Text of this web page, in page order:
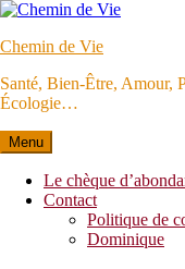
Aller
contenu
Chemin de Vie
Santé, Bien-Être, Amour,
Écologie…
Menu
Le chèque
Contact
Politique de
Dominique